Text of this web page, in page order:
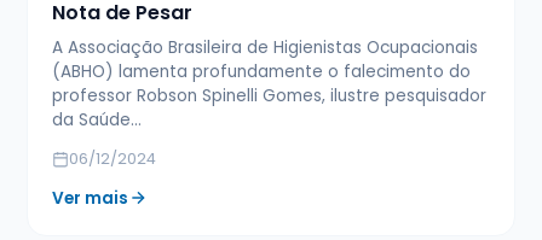
Nota de Pesar
A Associação Brasileira de Higienistas Ocupacionais
(ABHO) lamenta profundamente o falecimento do
professor Robson Spinelli Gomes, ilustre pesquisador
da Saúde…
06/12/2024
Ver mais